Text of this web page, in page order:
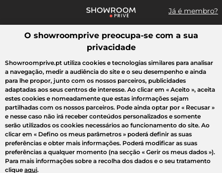
Já é membro?
Pesquisar uma marca, um artigo, uma venda...
Todas as vendas Moda Desporto Casa Criança Beleza
O showroomprive preocupa-se com a sua
privacidade
Showroomprive.pt utiliza cookies e tecnologias similares para analisar
a navegação, medir a audiência do site e o seu desempenho e ainda
para lhe propor, junto com os nossos parceiros, publicidades
adaptadas aos seus centros de interesse. Ao clicar em « Aceito », aceita
estes cookies e nomeadamente que estas informações sejam
partilhadas com os nossos parceiros. Pode ainda optar por « Recusar »
e nesse caso não irá receber conteúdos personalizados e somente
serão utilizados os cookies necessários ao funcionamento do site. Ao
clicar em « Defino os meus parâmetros » poderá definir as suas
preferências e obter mais informações. Poderá modificar as suas
preferências a qualquer momento (na secção « Gerir os meus dados »).
Para mais informações sobre a recolha dos dados e o seu tratamento
clique aqui.